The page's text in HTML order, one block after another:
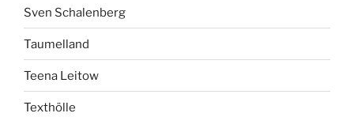
Sven Schalenberg
Taumelland
Teena Leitow
Texthölle